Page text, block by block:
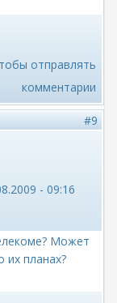
отправлять
комментарии
#9
- 09:16
Может
планах?